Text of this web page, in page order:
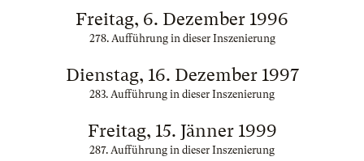
Freitag, 6. Dezember 1996
278. Aufführung in dieser Inszenierung
Dienstag, 16. Dezember 1997
283. Aufführung in dieser Inszenierung
Freitag, 15. Jänner 1999
287. Aufführung in dieser Inszenierung